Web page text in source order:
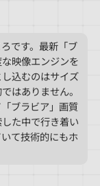
です。最新「ブ
映像エンジンを
込むのはサイズ
はありません。
ブラビア」画質
た中で行き着い
て技術的にもホ